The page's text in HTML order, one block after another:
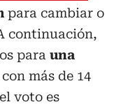
para cambiar o
continuación,
para una
con más de 14
voto es